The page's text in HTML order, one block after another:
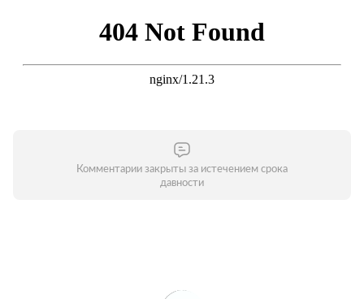
Комментарии закрыты за истечением срока
давности